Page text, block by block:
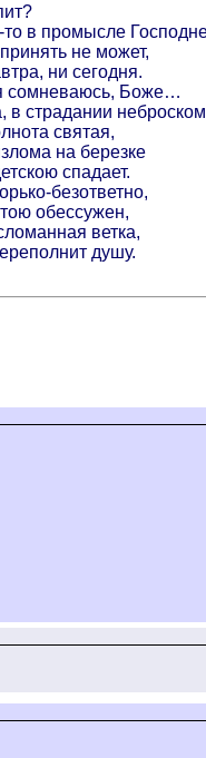
то в промысле
не может,
ни сегодня.
сомневаюсь, Боже…
в страдании
святая,
на березке
спадает.
безответно,
обессужен,
ветка,
душу.